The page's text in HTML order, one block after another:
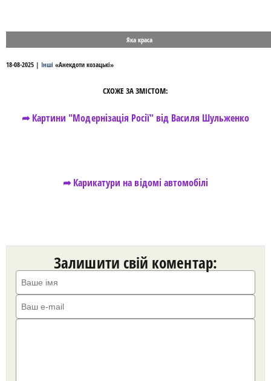
Яка краса
18-08-2025 | Інші «Анекдоти козацькі»
СХОЖЕ ЗА ЗМІСТОМ:
➦ Картини "Модернізація Росії" від Василя Шульженко
➦ Карикатури на відомі автомобілі
Залишити свій коментар: